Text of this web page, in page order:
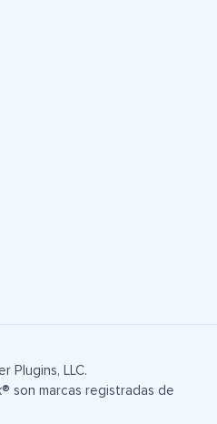
Plugins, LLC.
son marcas registradas de